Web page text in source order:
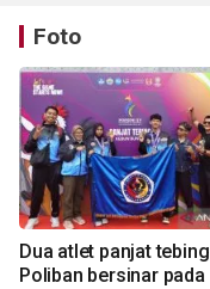
Foto
Dua atlet panjat tebing
Poliban bersinar pada